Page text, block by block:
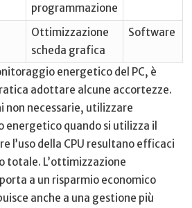
programmazione
Ottimizzazione
scheda grafica
Software
energetico del ⁤PC,⁣ è
adottare ⁤alcune accortezze.
‌non necessarie, utilizzare⁢
energetico quando si utilizza il
l’uso della CPU resultano efficaci
totale. L’ottimizzazione
a un risparmio economico
anche a una gestione ⁣più